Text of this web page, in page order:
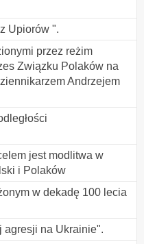
Upiorów ".
przez reżim
Związku Polaków na
Andrzejem
jest modlitwa w
i Polaków
w dekadę 100 lecia
agresji na Ukrainie".